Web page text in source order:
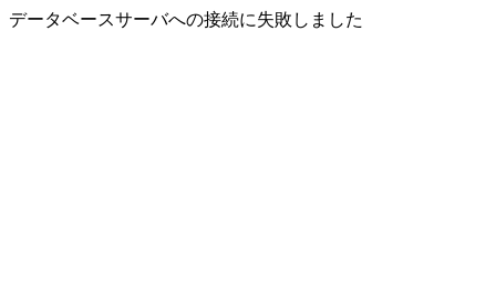
データベースサーバへの接続に失敗しました